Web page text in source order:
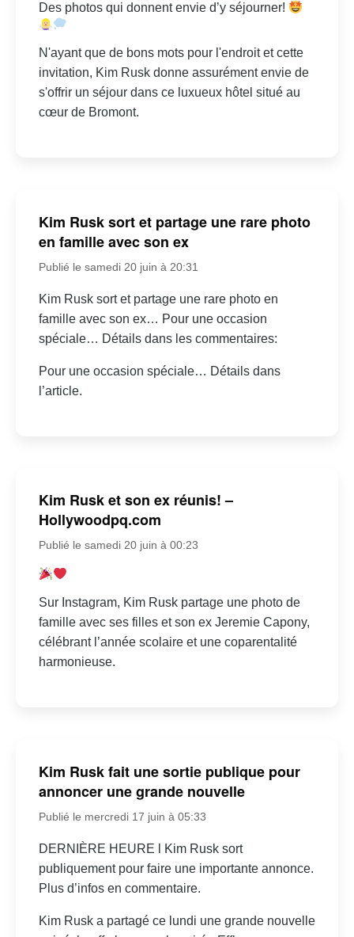
Des photos qui donnent envie d’y séjourner!
N'ayant que de bons mots pour l'endroit et cette
invitation, Kim Rusk donne assurément envie de
s'offrir un séjour dans ce luxueux hôtel situé au
cœur de Bromont.
Kim Rusk sort et partage une rare photo
en famille avec son ex
Publié le samedi 20 juin à 20:31
Kim Rusk sort et partage une rare photo en
famille avec son ex… Pour une occasion
spéciale… Détails dans les commentaires:
Pour une occasion spéciale… Détails dans
l’article.
Kim Rusk et son ex réunis! –
Hollywoodpq.com
Publié le samedi 20 juin à 00:23
Sur Instagram, Kim Rusk partage une photo de
famille avec ses filles et son ex Jeremie Capony,
célébrant l’année scolaire et une coparentalité
harmonieuse.
Kim Rusk fait une sortie publique pour
annoncer une grande nouvelle
Publié le mercredi 17 juin à 05:33
DERNIÈRE HEURE l Kim Rusk sort
publiquement pour faire une importante annonce.
Plus d’infos en commentaire.
Kim Rusk a partagé ce lundi une grande nouvelle